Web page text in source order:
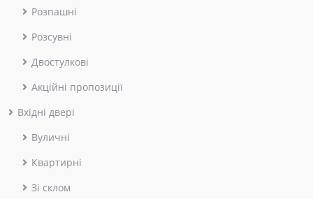
Розпашні
Розсувні
Двостулкові
Акційні пропозиції
Вхідні двері
Вуличні
Квартирні
Зі склом